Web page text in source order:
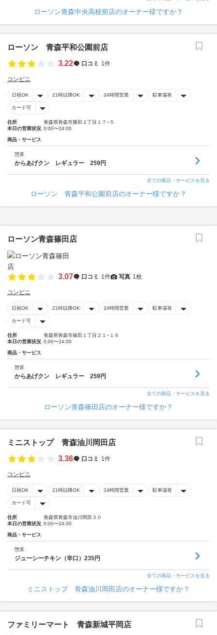
ローソン青森中央高校前店のオーナー様ですか？
ローソン 青森平和公園前店
3.22
口コミ 1件
コンビニ
日祝OK 21時以降OK 24時間営業 駐車場有
カード可
住所
青森県青森市勝田２丁目１７−５
本日の営業状況 0:00〜24:00
商品・サービス
惣菜
からあげクン レギュラー 259円
全ての商品・サービスを見る
ローソン 青森平和公園前店のオーナー様ですか？
ローソン青森篠田店
3.07 口コミ 1件 写真 1枚
コンビニ
日祝OK 21時以降OK 24時間営業 駐車場有
カード可
住所
青森県青森市篠田１丁目２１−１６
本日の営業状況 0:00〜24:00
商品・サービス
惣菜
からあげクン レギュラー 259円
全ての商品・サービスを見る
ローソン青森篠田店のオーナー様ですか？
ミニストップ 青森油川岡田店
3.36
口コミ 1件
コンビニ
日祝OK 21時以降OK 24時間営業 駐車場有
カード可
住所
青森県青森市油川岡田３０
本日の営業状況 0:00〜24:00
商品・サービス
惣菜
ジューシーチキン（辛口）235円
全ての商品・サービスを見る
ミニストップ 青森油川岡田店のオーナー様ですか？
ファミリーマート 青森新城平岡店